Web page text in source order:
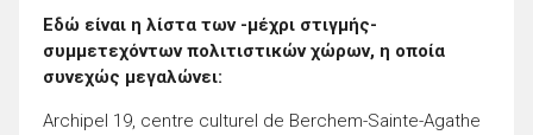
Εδώ είναι η λίστα των -μέχρι στιγμής-
συμμετεχόντων πολιτιστικών χώρων, η οποία
συνεχώς μεγαλώνει:
Archipel 19, centre culturel de Berchem-Sainte-Agathe